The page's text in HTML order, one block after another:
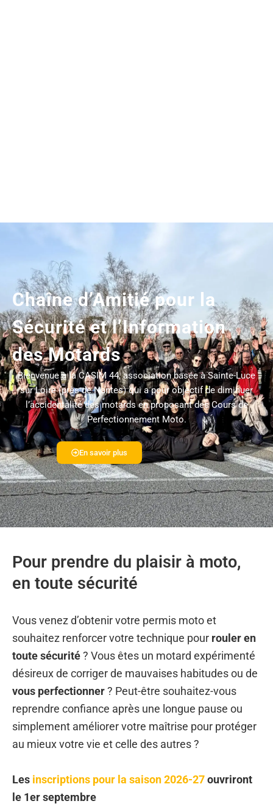
Chaîne d’Amitié pour la
Sécurité et l’Information
des Motards
Bienvenue à la CASIM 44, association basée à Sainte-Luce
sur Loire (près de Nantes) qui a pour objectif de diminuer
l’accidentalité des motards en proposant des Cours de
Perfectionnement Moto.
En savoir plus
Pour prendre du plaisir à moto,
en toute sécurité
Vous venez d’obtenir votre permis moto et
souhaitez renforcer votre technique pour rouler en
toute sécurité? Vous êtes un motard expérimenté
désireux de corriger de mauvaises habitudes ou de
vous perfectionner? Peut-être souhaitez-vous
reprendre confiance après une longue pause ou
simplement améliorer votre maîtrise pour protéger
au mieux votre vie et celle des autres ?
Les inscriptions pour la saison 2026-27ouvriront
le 1er septembre